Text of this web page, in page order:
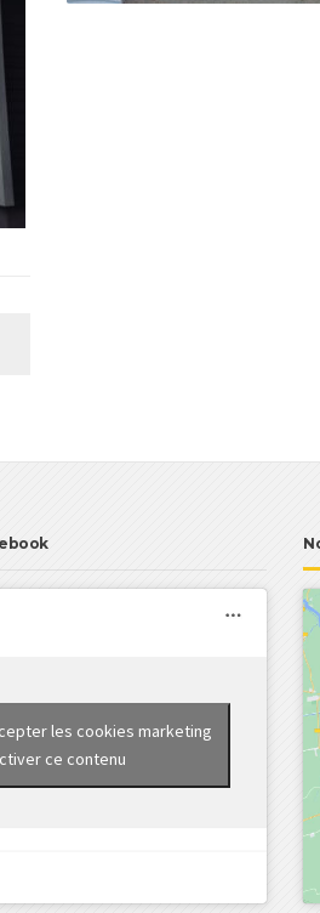
les cookies marketing
ce contenu